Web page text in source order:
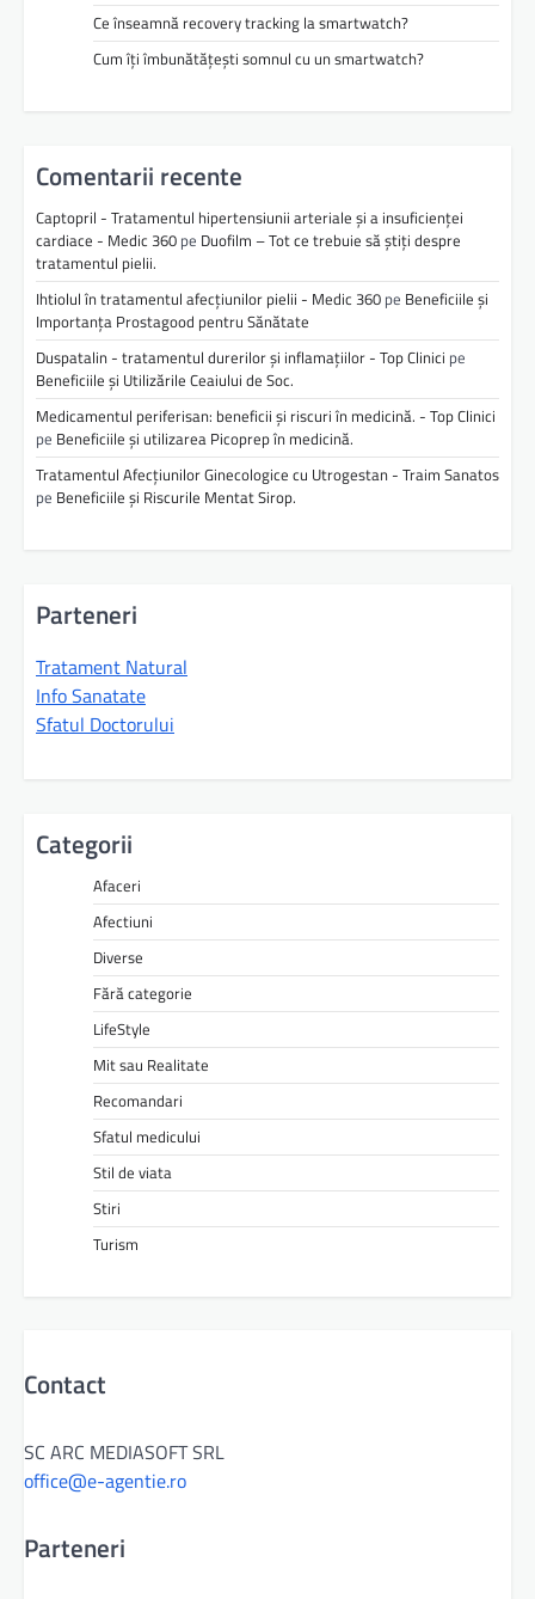
Ce înseamnă recovery tracking la smartwatch?
Cum îți îmbunătățești somnul cu un smartwatch?
Comentarii recente
Captopril - Tratamentul hipertensiunii arteriale și a insuficienței
cardiace - Medic 360 pe Duofilm – Tot ce trebuie să știți despre
tratamentul pielii.
Ihtiolul în tratamentul afecțiunilor pielii - Medic 360 pe Beneficiile și
Importanța Prostagood pentru Sănătate
Duspatalin - tratamentul durerilor și inflamațiilor - Top Clinici pe
Beneficiile și Utilizările Ceaiului de Soc.
Medicamentul periferisan: beneficii și riscuri în medicină. - Top Clinici
pe Beneficiile și utilizarea Picoprep în medicină.
Tratamentul Afecțiunilor Ginecologice cu Utrogestan - Traim Sanatos
pe Beneficiile și Riscurile Mentat Sirop.
Parteneri
Tratament Natural
Info Sanatate
Sfatul Doctorului
Categorii
Afaceri
Afectiuni
Diverse
Fără categorie
LifeStyle
Mit sau Realitate
Recomandari
Sfatul medicului
Stil de viata
Stiri
Turism
Contact
SC ARC MEDIASOFT SRL
office@e-agentie.ro
Parteneri